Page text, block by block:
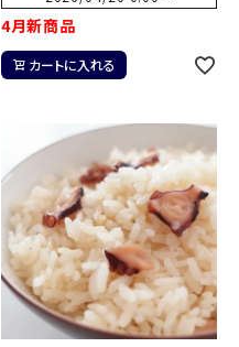
4月新商品
カートに入れる